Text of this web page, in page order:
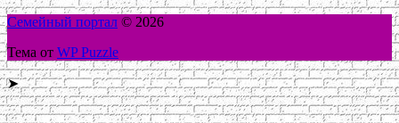
Семейный портал © 2026
Тема от WP Puzzle
➤